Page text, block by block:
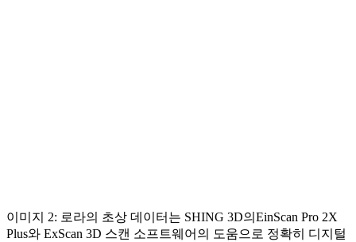
이미지 2: 로라의 초상 데이터는 SHING 3D의EinScan Pro 2X
Plus와 ExScan 3D 스캔 소프트웨어의 도움으로 정확히 디지털